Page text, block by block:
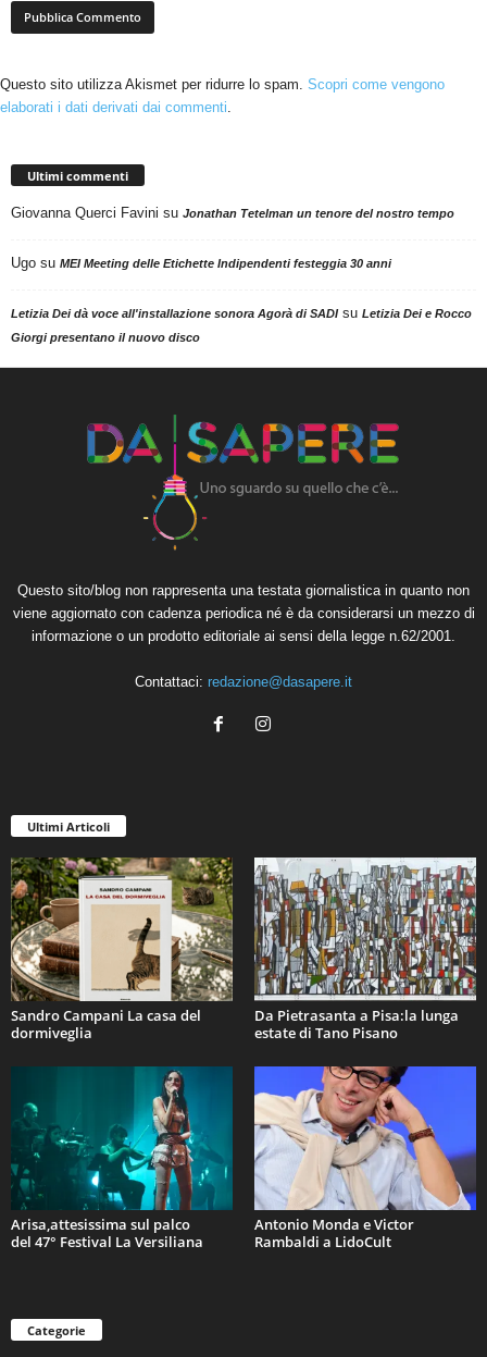
Questo sito utilizza Akismet per ridurre lo spam. Scopri come vengono
elaborati i dati derivati dai commenti.
Ultimi commenti
Giovanna Querci Favini su Jonathan Tetelman un tenore del nostro tempo
Ugo su MEI Meeting delle Etichette Indipendenti festeggia 30 anni
Letizia Dei dà voce all'installazione sonora Agorà di SADIsu Letizia Dei e Rocco
Giorgi presentano il nuovo disco
Questo sito/blog non rappresenta una testata giornalistica in quanto non
viene aggiornato con cadenza periodica né è da considerarsi un mezzo di
informazione o un prodotto editoriale ai sensi della legge n.62/2001.
Contattaci: redazione@dasapere.it
Ultimi Articoli
Sandro Campani La casa del
dormiveglia
Da Pietrasanta a Pisa:la lunga
estate di Tano Pisano
Arisa,attesissima sul palco
del 47° Festival La Versiliana
Antonio Monda e Victor
Rambaldi a LidoCult
Categorie